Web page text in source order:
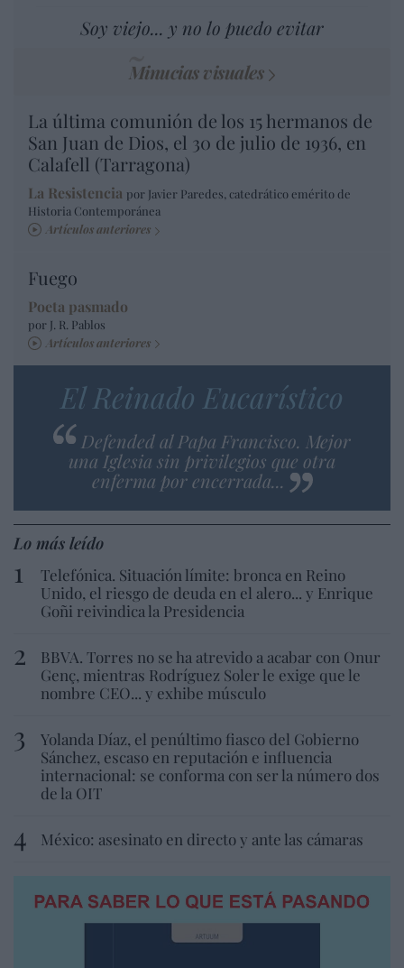
Soy viejo... y no lo puedo evitar
Minucias visuales
La última comunión de los 15 hermanos de
San Juan de Dios, el 30 de julio de 1936, en
Calafell (Tarragona)
La Resistencia por Javier Paredes, catedrático emérito de
Historia Contemporánea
Artículos anteriores
Fuego
Poeta pasmado
por J. R. Pablos
Artículos anteriores
El Reinado Eucarístico
Defended al Papa Francisco. Mejor
una Iglesia sin privilegios que otra
enferma por encerrada...
Lo más leído
Telefónica. Situación límite: bronca en Reino
Unido, el riesgo de deuda en el alero... y Enrique
Goñi reivindica la Presidencia
BBVA. Torres no se ha atrevido a acabar con Onur
Genç, mientras Rodríguez Soler le exige que le
nombre CEO... y exhibe músculo
Yolanda Díaz, el penúltimo fiasco del Gobierno
Sánchez, escaso en reputación e influencia
internacional: se conforma con ser la número dos
de la OIT
México: asesinato en directo y ante las cámaras